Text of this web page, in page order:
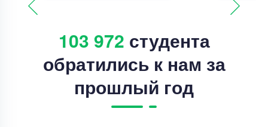
103 972 студента
обратились к нам за
прошлый год